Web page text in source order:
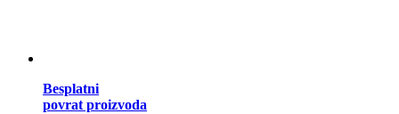
Besplatni
povrat proizvoda